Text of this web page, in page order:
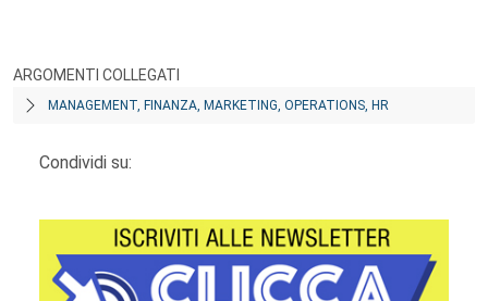
ARGOMENTI COLLEGATI
MANAGEMENT, FINANZA, MARKETING, OPERATIONS, HR
Condividi su: